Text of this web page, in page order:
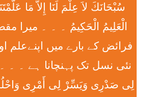
سُبْحَانَكَ لاَ عِلْمَ لَنَا إِلاَّ مَا
الْعَلِيمُ الْحَكِيمُ ۔ ۔ ۔ ميرا
فرائض کے بارے میں اپنےعلم
نئی نسل تک پہنچانا ہے ۔
لِی صَدْرِی وَيَسِّرْ لِی أَمْرِی